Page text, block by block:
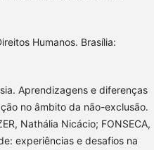
Humanos. Brasília:
Aprendizagens e diferenças
no âmbito da não-exclusão.
Nathália Nicácio; FONSECA,
experiências e desafios na